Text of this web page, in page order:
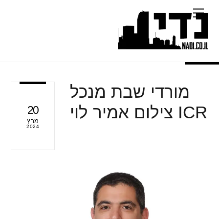
content
Menu
20
מרץ
2024
מורדי שבת מנכל
ICR צילום אמיר לוי